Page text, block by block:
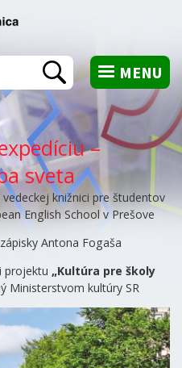
MENU
Vyhľadať
–
sveta
knižnici pre študentov
English School v Prešove
Antona Fogaša
projektu „Kultúra pre školy
Ministerstvom kultúry SR